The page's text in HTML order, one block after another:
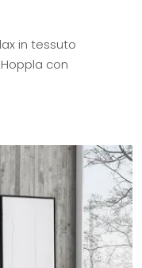
in tessuto
con